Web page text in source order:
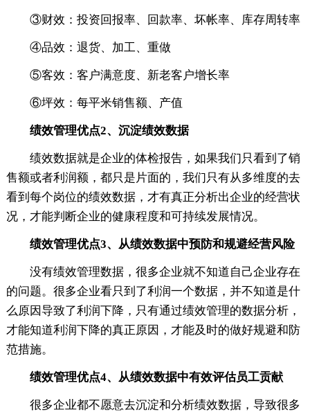
③财效：投资回报率、回款率、坏帐率、库存周转率
④品效：退货、加工、重做
⑤客效：客户满意度、新老客户增长率
⑥坪效：每平米销售额、产值
绩效管理优点2、沉淀绩效数据
绩效数据就是企业的体检报告，如果我们只看到了销
售额或者利润额，都只是片面的，我们只有从多维度的去
看到每个岗位的绩效数据，才有真正分析出企业的经营状
况，才能判断企业的健康程度和可持续发展情况。
绩效管理优点3、从绩效数据中预防和规避经营风险
没有绩效管理数据，很多企业就不知道自己企业存在
的问题。很多企业看只到了利润一个数据，并不知道是什
么原因导致了利润下降，只有通过绩效管理的数据分析，
才能知道利润下降的真正原因，才能及时的做好规避和防
范措施。
绩效管理优点4、从绩效数据中有效评估员工贡献
很多企业都不愿意去沉淀和分析绩效数据，导致很多